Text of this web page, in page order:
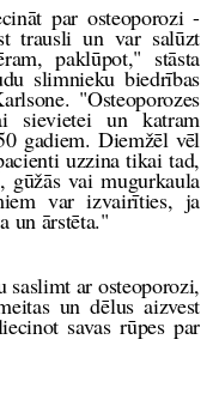
par osteoporozi -
trausli un var salūzt
paklūpot," stāsta
slimnieku biedrības
"Osteoporozes
sievietei un katram
gadiem. Diemžēl vēl
uzzina tikai tad,
vai mugurkaula
var izvairīties, ja
un ārstēta."
saslimt ar osteoporozi,
un dēlus aizvest
savas rūpes par